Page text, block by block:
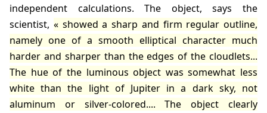
independent calculations. The object, says the
scientist,
showed a sharp and firm regular outline,
namely one of a smooth elliptical character much
harder and sharper than the edges of the cloudlets...
The hue of the luminous object was somewhat less
white than the light of Jupiter in a dark sky, not
aluminum or silver-colored.... The object clearly